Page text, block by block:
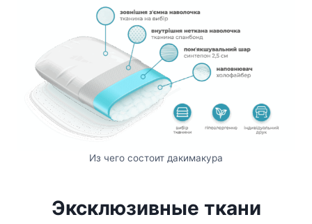
Из чего состоит дакимакура
Эксклюзивные ткани